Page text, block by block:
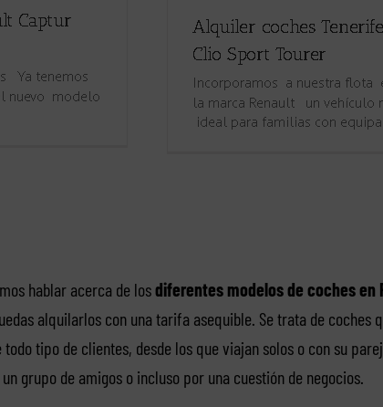
hablar acerca de losdiferentes modelos de coches en
alquilarlos con una tarifa asequible. Se trata de coches
tipo de clientes, desde los que viajan solos o con su
grupo de amigos o incluso por una cuestión de negocios.